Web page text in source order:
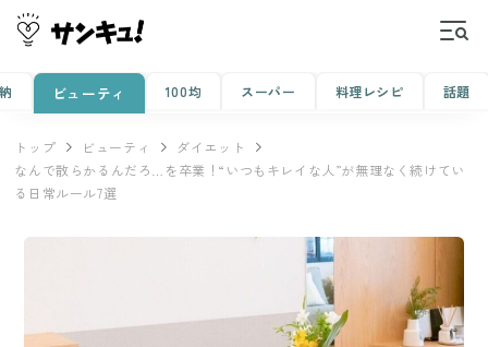
ビューティ 100均 スーパー 料理レシピ 話題
トップ ビューティ
ダイエット
なんで散らかるんだろ…を卒業！“いつもキレイな人”が無理なく続けてい
る日常ルール7選